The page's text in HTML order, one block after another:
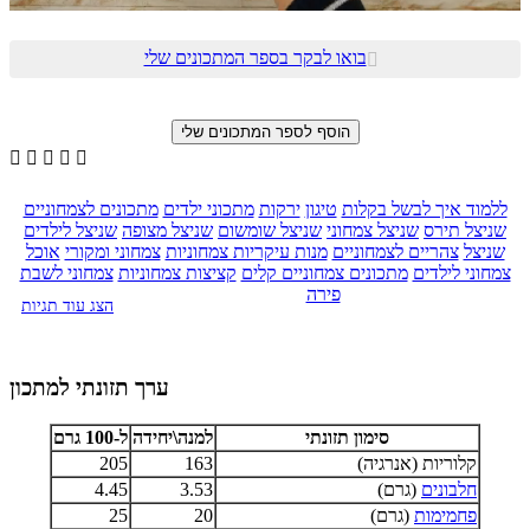
בואו לבקר בספר המתכונים שלי
    
ללמוד איך לבשל בקלות טיגון ירקות מתכוני ילדים מתכונים לצמחוניים
שניצל תירס שניצל צמחוני שניצל שומשום שניצל מצופה שניצל לילדים
שניצל צהריים לצמחוניים מנות עיקריות צמחוניות צמחוני ומקורי אוכל
צמחוני לילדים מתכונים צמחוניים קלים קציצות צמחוניות צמחוני לשבת
פירה
הצג עוד תגיות
ערך תזונתי למתכון
סימון תזונתי למנה\יחידה ל-100 גרם
קלוריות (אנרגיה)
163
205
חלבונים (גרם) 3.53
4.45
פחמימות (גרם) 20
25